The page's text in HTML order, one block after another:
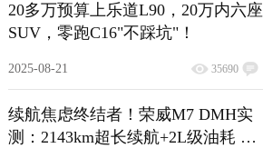
20多万预算上乐道L90，20万内六座
SUV，零跑C16"不踩坑"！
2025-08-21 35690
续航焦虑终结者！荣威M7 DMH实
测：2143km超长续航+2L级油耗 通